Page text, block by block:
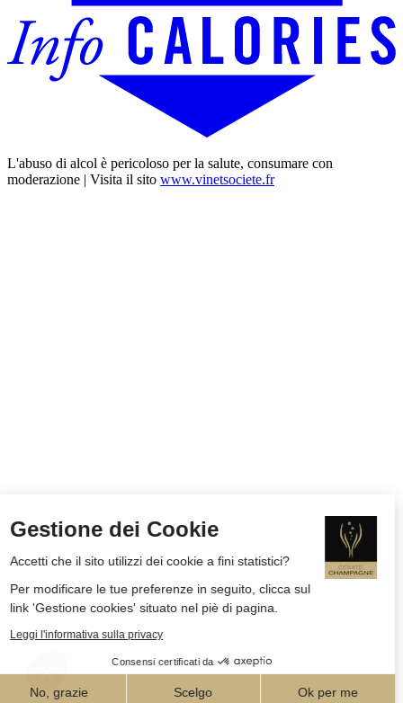
Gestione dei Cookie
Accetti che il sito utilizzi dei cookie a fini statistici?
Per modificare le tue preferenze in seguito, clicca sul
link 'Gestione cookies' situato nel piè di pagina.
Leggi l'informativa sulla privacy
Consensi certificati da
No, grazie Scelgo Ok per me
L'abuso di alcol è pericoloso per la salute, consumare con
moderazione | Visita il sito www.vinetsociete.fr